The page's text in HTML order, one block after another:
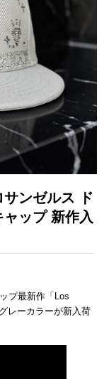
ンゼルス ド
ップ 新作入
プ最新作「Los
レーカラーが新入荷